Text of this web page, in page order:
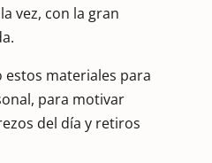
vez, con la gran
estos materiales para
para motivar
del día y retiros